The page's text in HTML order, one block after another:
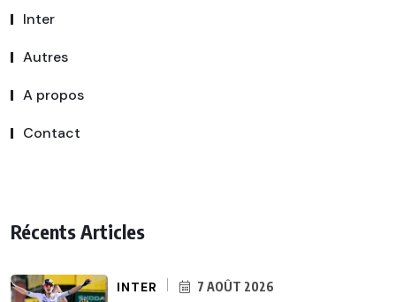
Inter
Autres
A propos
Contact
Récents Articles
INTER 7 AOÛT 2026